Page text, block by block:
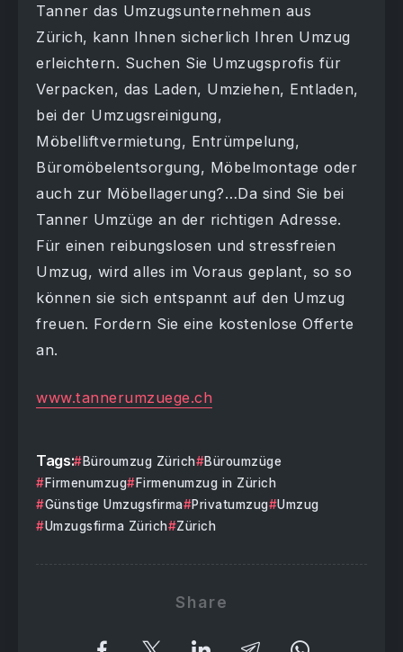
Tanner das Umzugsunternehmen aus
Zürich, kann Ihnen sicherlich Ihren Umzug
erleichtern. Suchen Sie Umzugsprofis für
Verpacken, das Laden, Umziehen, Entladen,
bei der Umzugsreinigung,
Möbelliftvermietung, Entrümpelung,
Büromöbelentsorgung, Möbelmontage oder
auch zur Möbellagerung?…Da sind Sie bei
Tanner Umzüge an der richtigen Adresse.
Für einen reibungslosen und stressfreien
Umzug, wird alles im Voraus geplant, so so
können sie sich entspannt auf den Umzug
freuen. Fordern Sie eine kostenlose Offerte
an.
www.tannerumzuege.ch
Tags: Büroumzug Zürich
Büroumzüge
Firmenumzug
Firmenumzug in Zürich
Günstige Umzugsfirma
Privatumzug
Umzug
Umzugsfirma Zürich
Zürich
Share